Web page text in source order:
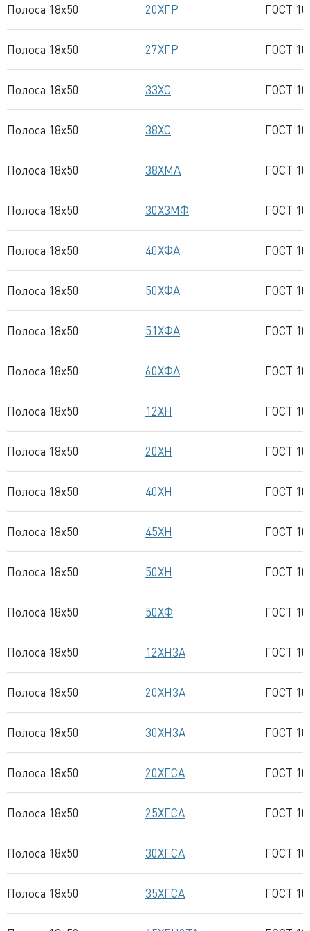
Полоса 18x50 20ХГР ГОСТ
Полоса 18x50 27ХГР ГОСТ
Полоса 18x50 33ХС ГОСТ
Полоса 18x50 38ХС ГОСТ
Полоса 18x50 38ХМА ГОСТ
Полоса 18x50 30Х3МФ ГОСТ
Полоса 18x50 40ХФА ГОСТ
Полоса 18x50 50ХФА ГОСТ
Полоса 18x50 51ХФА ГОСТ
Полоса 18x50 60ХФА ГОСТ
Полоса 18x50 12ХН ГОСТ
Полоса 18x50 20ХН ГОСТ
Полоса 18x50 40ХН ГОСТ
Полоса 18x50 45ХН ГОСТ
Полоса 18x50 50ХН ГОСТ
Полоса 18x50 50ХФ ГОСТ
Полоса 18x50 12ХН3А ГОСТ
Полоса 18x50 20ХН3А ГОСТ
Полоса 18x50 30ХН3А ГОСТ
Полоса 18x50 20ХГСА ГОСТ
Полоса 18x50 25ХГСА ГОСТ
Полоса 18x50 30ХГСА ГОСТ
Полоса 18x50 35ХГСА ГОСТ